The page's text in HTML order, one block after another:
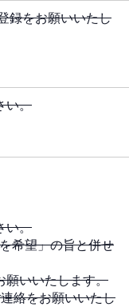
録をお願いいたし
い。
い。
希望」の旨と併せ
いいたします。
絡をお願いいたし